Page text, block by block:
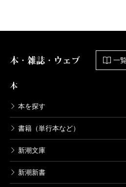
った。なぜならエンターテイン
レンスは、基本的に男の世界な
そのことを重々承知している
アクションを与えたのか。冒頭
バラを読んで納得。斬り合いに
られている。……という考察は
騎馬を斬ったという斬馬刀。自
本・雑誌・ウェブ 一
本
本を探す
書籍（単行本など）
新潮文庫
新潮新書